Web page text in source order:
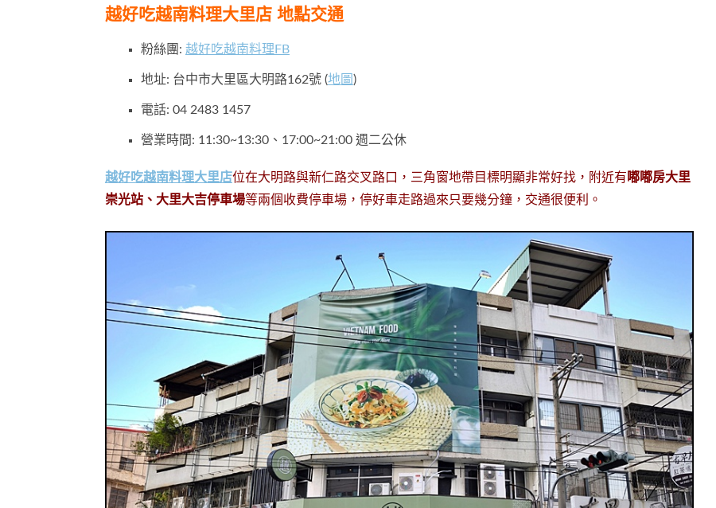
越好吃越南料理大里店 地點交通
粉絲團: 越好吃越南料理FB
地址: 台中市大里區大明路162號 (地圖 )
電話: 04 2483 1457
營業時間: 11:30~13:30、17:00~21:00 週二公休
越好吃越南料理大里店位在大明路與新仁路交叉路口，三角窗地帶目標明顯非常好找，附近有嘟嘟房大里
崇光站、大里大吉停車場等兩個收費停車場，停好車走路過來只要幾分鐘，交通很便利。